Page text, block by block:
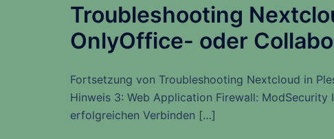
Troubleshooting
OnlyOffice- oder
Fortsetzung von Troubleshooting Nextcloud in
Hinweis 3: Web Application Firewall: ModSecurity
erfolgreichen Verbinden […]